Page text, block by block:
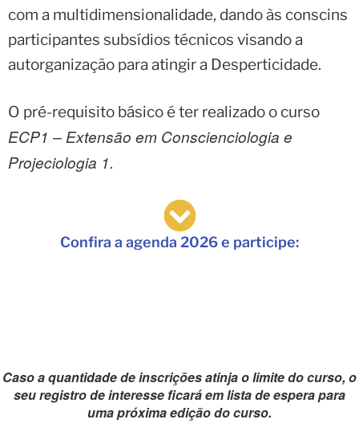
com a multidimensionalidade, dando às conscins
participantes subsídios técnicos visando a
autorganização para atingir a Desperticidade.
O pré-requisito básico é ter realizado o curso
ECP1 – Extensão em Conscienciologia e
Projeciologia 1.
Confira a agenda 2026 e participe:
Caso a quantidade de inscrições atinja o limite do curso, o
seu registro de interesse ficará em lista de espera para
uma próxima edição do curso.